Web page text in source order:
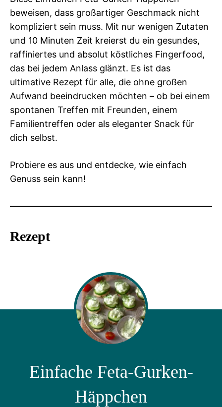
beweisen, dass großartiger Geschmack nicht
kompliziert sein muss. Mit nur wenigen Zutaten
und 10 Minuten Zeit kreierst du ein gesundes,
raffiniertes und absolut köstliches Fingerfood,
das bei jedem Anlass glänzt. Es ist das
ultimative Rezept für alle, die ohne großen
Aufwand beeindrucken möchten – ob bei einem
spontanen Treffen mit Freunden, einem
Familientreffen oder als eleganter Snack für
dich selbst.
Probiere es aus und entdecke, wie einfach
Genuss sein kann!
Rezept
Einfache Feta-Gurken-
Häppchen